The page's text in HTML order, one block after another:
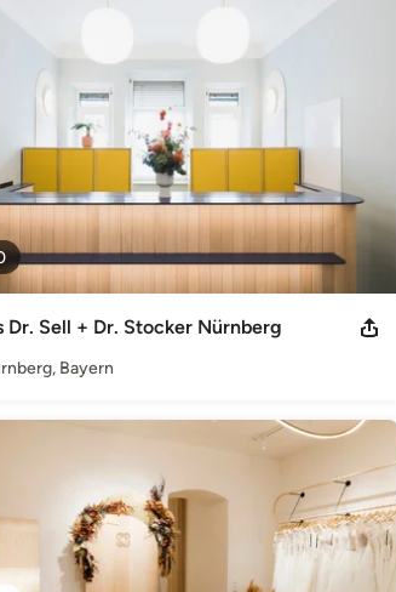
Dr. Sell + Dr. Stocker Nürnberg
Bayern